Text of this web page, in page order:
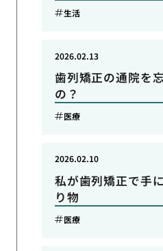
生活
歯列矯正の通院を
の？
2026.02.13
医療
私が歯列矯正で手
り物
2026.02.10
医療